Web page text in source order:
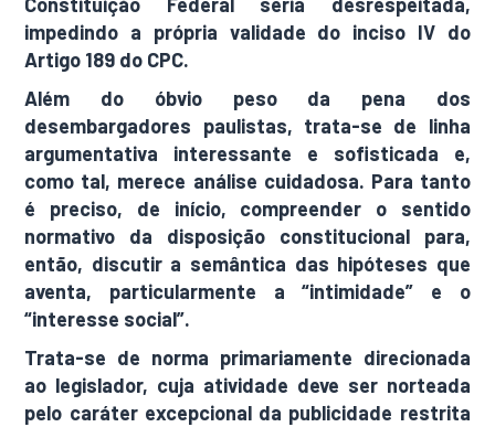
impedindo a própria validade do inciso IV do
Artigo 189 do CPC.
Além do óbvio peso da pena dos
desembargadores paulistas, trata-se de linha
argumentativa interessante e sofisticada e,
como tal, merece análise cuidadosa. Para tanto
é preciso, de início, compreender o sentido
normativo da disposição constitucional para,
então, discutir a semântica das hipóteses que
aventa, particularmente a “intimidade” e o
“interesse social”.
Trata-se de norma primariamente direcionada
ao legislador, cuja atividade deve ser norteada
pelo caráter excepcional da publicidade restrita